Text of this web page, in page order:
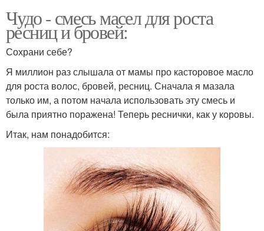
Чудо - смесь масел для роста
ресниц и бровей:
Сохрани себе?
Я миллион раз слышала от мамы про касторовое масло
для роста волос, бровей, ресниц. Сначала я мазала
только им, а потом начала использовать эту смесь и
была приятно поражена! Теперь реснички, как у коровы.
Итак, нам понадобится: